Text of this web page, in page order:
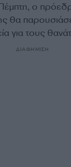
ο
θα
για τους
ΔΙΑΦΗΜΙΣΗ